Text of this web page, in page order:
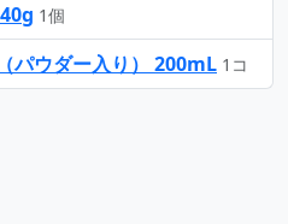
1個
パウダー入り） 200mL 1コ